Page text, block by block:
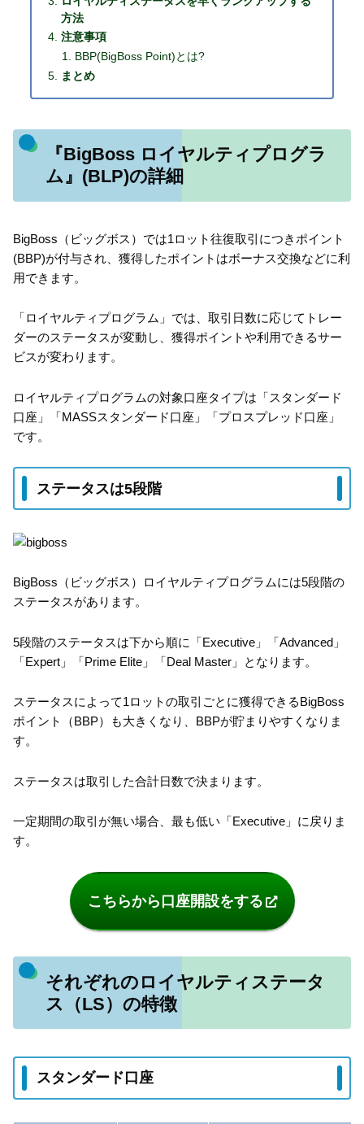
方法
注意事項
BBP(BigBoss Point)とは?
まとめ
『BigBoss ロイヤルティプログラ
ム』(BLP)の詳細
BigBoss（ビッグボス）では1ロット往復取引につきポイント
(BBP)が付与され、獲得したポイントはボーナス交換などに利
用できます。
「ロイヤルティプログラム」では、取引日数に応じてトレー
ダーのステータスが変動し、獲得ポイントや利用できるサー
ビスが変わります。
ロイヤルティプログラムの対象口座タイプは「スタンダード
口座」「MASSスタンダード口座」「プロスプレッド口座」
です。
ステータスは5段階
BigBoss（ビッグボス）ロイヤルティプログラムには5段階の
ステータスがあります。
5段階のステータスは下から順に「Executive」「Advanced」
「Expert」「Prime Elite」「Deal Master」となります。
ステータスによって1ロットの取引ごとに獲得できるBigBoss
ポイント（BBP）も大きくなり、BBPが貯まりやすくなりま
す。
ステータスは取引した合計日数で決まります。
一定期間の取引が無い場合、最も低い「Executive」に戻りま
す。
こちらから口座開設をする
それぞれのロイヤルティステータ
ス（LS）の特徴
スタンダード口座